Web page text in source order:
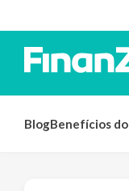
BlogBenefícios